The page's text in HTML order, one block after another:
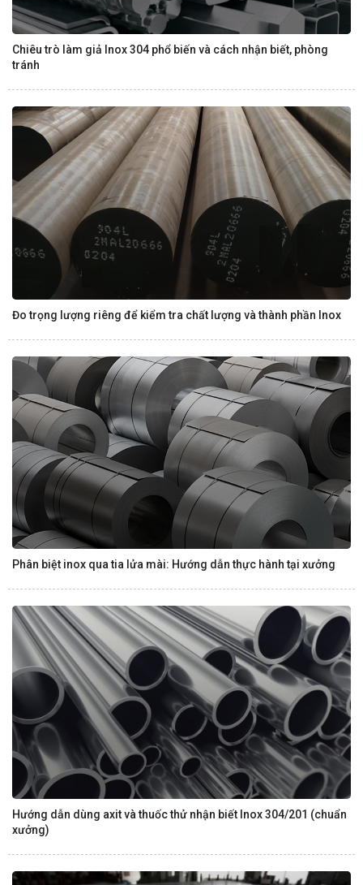
Chiêu trò làm giả Inox 304 phổ biến và cách nhận biết, phòng
tránh
Đo trọng lượng riêng để kiểm tra chất lượng và thành phần Inox
Phân biệt inox qua tia lửa mài: Hướng dẫn thực hành tại xưởng
Hướng dẫn dùng axit và thuốc thử nhận biết Inox 304/201 (chuẩn
xưởng)